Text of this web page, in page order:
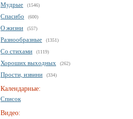
Мудрые
(1546)
Спасибо (600)
О жизни (557)
Разнообразные (1351)
Со стихами (1119)
Хороших выходных (262)
Прости, извини (334)
Календарные:
Список
Видео: